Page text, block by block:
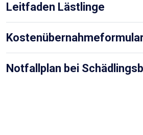
Leitfaden Lästlinge
Notfallplan bei